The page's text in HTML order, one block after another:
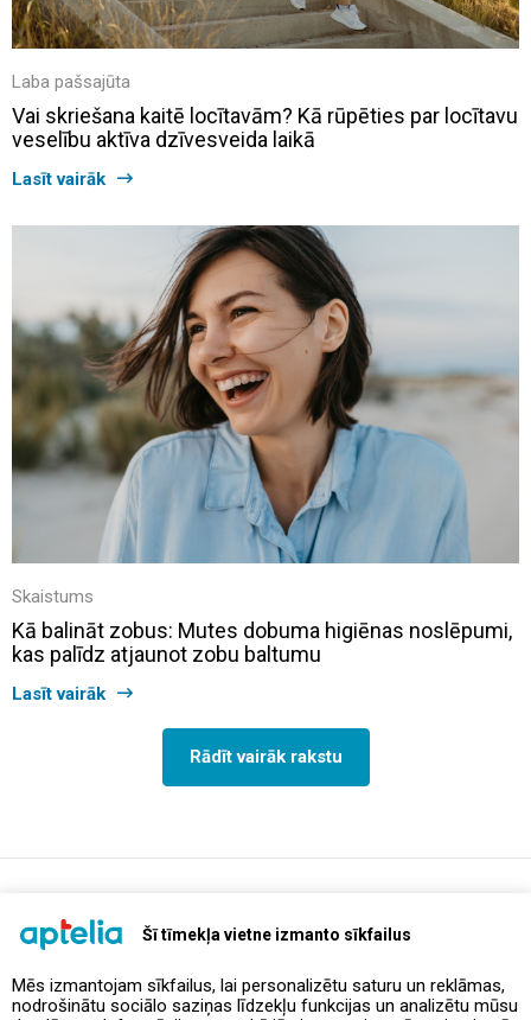
Šī tīmekļa vietne izmanto sīkfailus
Mēs izmantojam sīkfailus, lai personalizētu saturu un reklāmas,
nodrošinātu sociālo saziņas līdzekļu funkcijas un analizētu mūsu
Laba pašsajūta
Vai skriešana kaitē locītavām? Kā rūpēties par locītavu
veselību aktīva dzīvesveida laikā
Lasīt vairāk
Skaistums
Kā balināt zobus: Mutes dobuma higiēnas noslēpumi,
kas palīdz atjaunot zobu baltumu
Lasīt vairāk
Rādīt vairāk rakstu